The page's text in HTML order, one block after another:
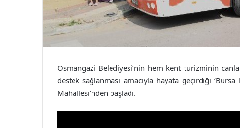
Osmangazi Belediyesi’nin hem kent turizminin
destek sağlanması amacıyla hayata geçirdiği
Mahallesi’nden başladı.